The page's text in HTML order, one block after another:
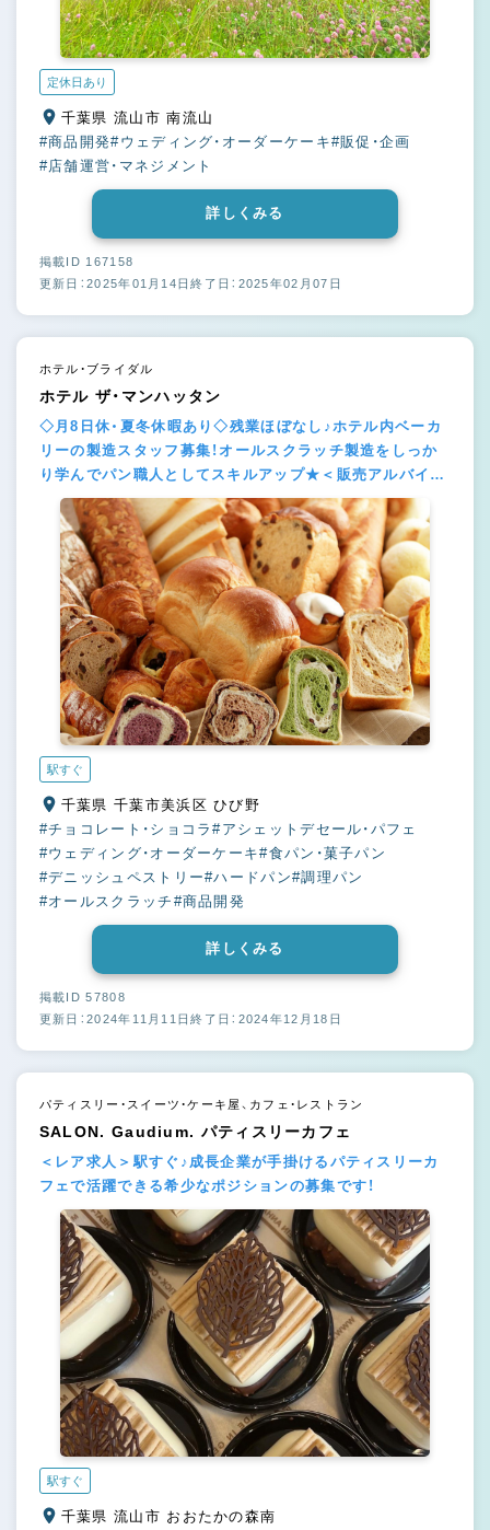
定休日あり
千葉県 流山市 南流山
#商品開発#ウェディング・オーダーケーキ#販促・企画
#店舗運営・マネジメント
詳しくみる
掲載ID 167158
更新日：2025年01月14日終了日：2025年02月07日
ホテル・ブライダル
ホテル ザ・マンハッタン
◇月8日休・夏冬休暇あり◇残業ほぼなし♪ホテル内ベーカ
リーの製造スタッフ募集！オールスクラッチ製造をしっか
り学んでパン職人としてスキルアップ★＜販売アルバイト
同時募集＞
駅すぐ
千葉県 千葉市美浜区 ひび野
#チョコレート・ショコラ#アシェットデセール・パフェ
#ウェディング・オーダーケーキ#食パン・菓子パン
#デニッシュペストリー#ハードパン#調理パン
#オールスクラッチ #商品開発
詳しくみる
掲載ID 57808
更新日：2024年11月11日終了日：2024年12月18日
パティスリー・スイーツ・ケーキ屋、カフェ・レストラン
SALON. Gaudium. パティスリーカフェ
＜レア求人＞駅すぐ♪成長企業が手掛けるパティスリーカ
フェで活躍できる希少なポジションの募集です！
駅すぐ
千葉県 流山市 おおたかの森南